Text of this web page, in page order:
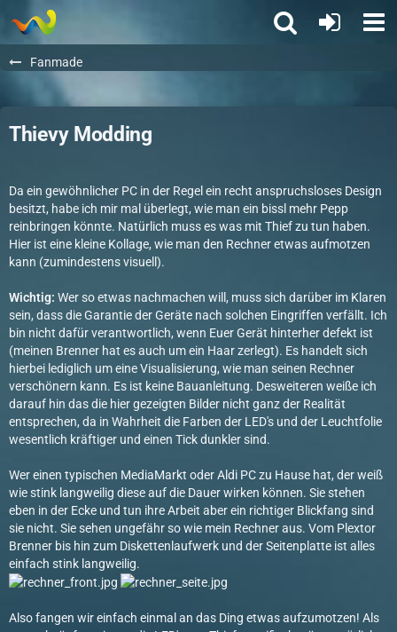
Fanmade
Thievy Modding
Da ein gewöhnlicher PC in der Regel ein recht anspruchsloses Design
besitzt, habe ich mir mal überlegt, wie man ein bissl mehr Pepp
reinbringen könnte. Natürlich muss es was mit Thief zu tun haben.
Hier ist eine kleine Kollage, wie man den Rechner etwas aufmotzen
kann (zumindestens visuell).
Wichtig: Wer so etwas nachmachen will, muss sich darüber im Klaren
sein, dass die Garantie der Geräte nach solchen Eingriffen verfällt. Ich
bin nicht dafür verantwortlich, wenn Euer Gerät hinterher defekt ist
(meinen Brenner hat es auch um ein Haar zerlegt). Es handelt sich
hierbei lediglich um eine Visualisierung, wie man seinen Rechner
verschönern kann. Es ist keine Bauanleitung. Desweiteren weiße ich
darauf hin das die hier gezeigten Bilder nicht ganz der Realität
entsprechen, da in Wahrheit die Farben der LED's und der Leuchtfolie
wesentlich kräftiger und einen Tick dunkler sind.
Wer einen typischen MediaMarkt oder Aldi PC zu Hause hat, der weiß
wie stink langweilig diese auf die Dauer wirken können. Sie stehen
eben in der Ecke und tun ihre Arbeit aber ein richtiger Blickfang sind
sie nicht. Sie sehen ungefähr so wie mein Rechner aus. Vom Plextor
Brenner bis hin zum Diskettenlaufwerk und der Seitenplatte ist alles
einfach stink langweilig.
Also fangen wir einfach einmal an das Ding etwas aufzumotzen! Als